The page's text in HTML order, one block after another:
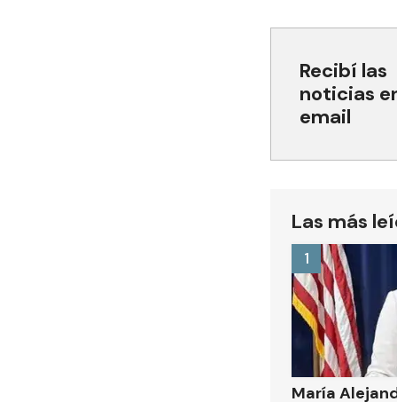
Recibí las
noticias
email
Las más
María
1